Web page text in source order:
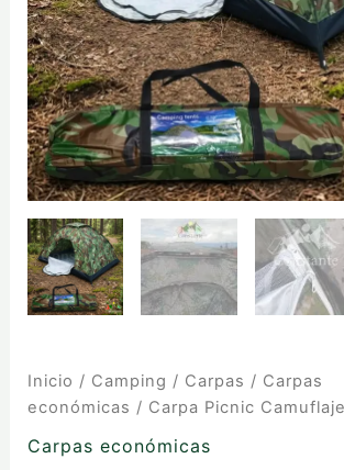
Inicio / Camping / Carpas / Carpas
económicas / Carpa Picnic
Carpas económicas